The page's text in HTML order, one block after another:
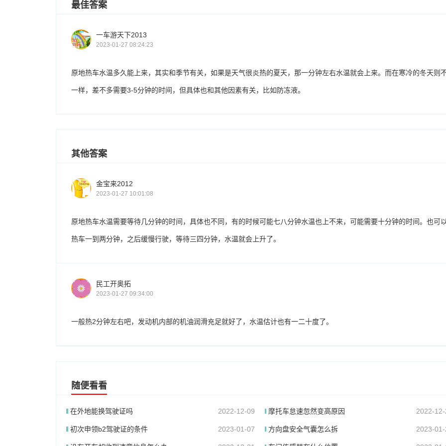
最佳答案
一车游天下2013
2023-01-27 08:24:23
原地热车水温多久能上来，其实和季节有关，如果是天气很炎热的夏天，那一分钟左右水温就会上来。而在寒冷的冬天则
一样，差不多需要3-5分钟的时间，但具体也和其他因素有关，比如防冻液。
其他答案
金宝来2012
2023-01-27 10:01:08
原地热车水温需要等待几分钟的时间，具体也不同，有的时候可能七八分钟水温也上不来，可能需要十分钟的时间。也可以
热车一到两分钟，之后缓慢行驶，等待三四分钟，水温就会上升了。
民工开奥拓
2023-01-27 09:34:00
一般热2分钟左右吧，发动机内部的机油润滑充足就好了，水温估计也有一二十度了。
随便看看
在外地能换驾驶证吗 2022-12-09 摩托车怠速忽然变高原因 2022-12-
初次申领b2驾驶证的条件 2023-01-07 方向盘安全气囊怎么拆 2023-01-